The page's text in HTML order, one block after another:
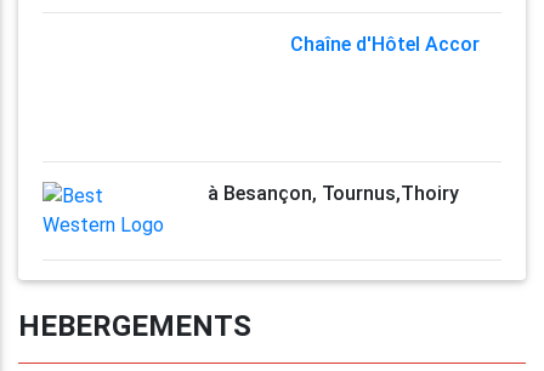
Chaîne d'Hôtel Accor
à Besançon, Tournus,Thoiry
HEBERGEMENTS